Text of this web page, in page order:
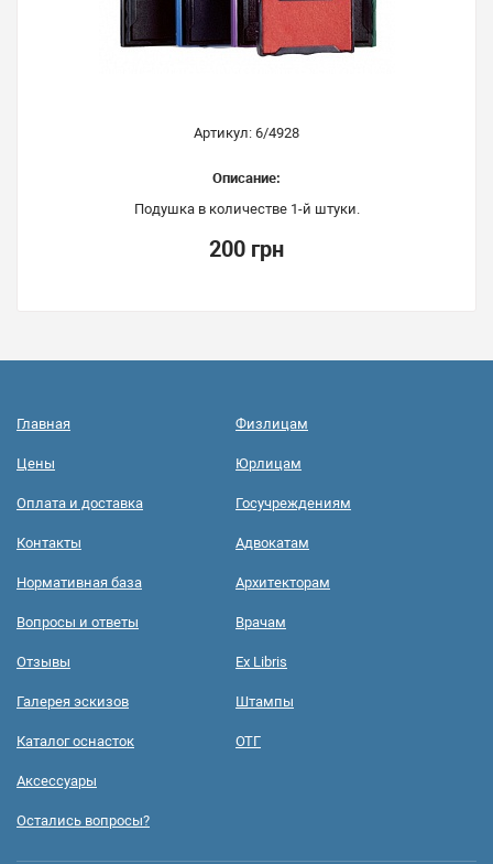
Артикул: 6/4928
Описание:
Подушка в количестве 1-й штуки.
200 грн
Главная
Цены
Оплата и доставка
Контакты
Нормативная база
Вопросы и ответы
Отзывы
Галерея эскизов
Каталог оснасток
Аксессуары
Остались вопросы?
Физлицам
Юрлицам
Госучреждениям
Адвокатам
Архитекторам
Врачам
Ex Libris
Штампы
ОТГ